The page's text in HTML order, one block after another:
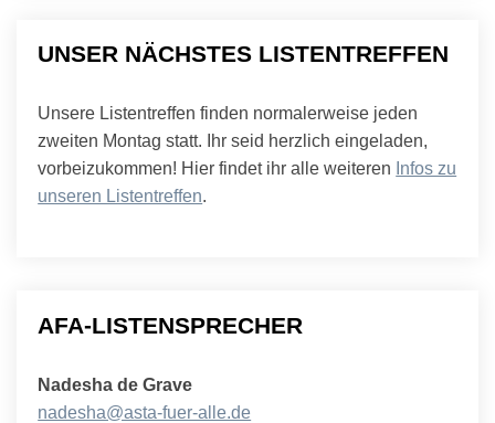
UNSER NÄCHSTES LISTENTREFFEN
Unsere Listentreffen finden normalerweise jeden
zweiten Montag statt. Ihr seid herzlich eingeladen,
vorbeizukommen! Hier findet ihr alle weiteren Infos zu
unseren Listentreffen.
AFA-LISTENSPRECHER
Nadesha de Grave
nadesha@asta-fuer-alle.de